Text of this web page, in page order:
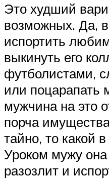
Это худший
возможных. Да,
испортить
выкинуть его
футболистами,
или поцарапать
мужчина на это
порча
тайно, то какой
Уроком мужу
разозлит и